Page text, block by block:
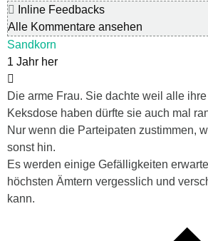
Inline Feedbacks
Alle Kommentare ansehen
Sandkorn
1 Jahr her
Die arme Frau. Sie dachte weil alle
Keksdose haben dürfte sie auch mal
Nur wenn die Parteipaten zustimmen,
sonst hin.
Es werden einige Gefälligkeiten
höchsten Ämtern vergesslich und
kann.